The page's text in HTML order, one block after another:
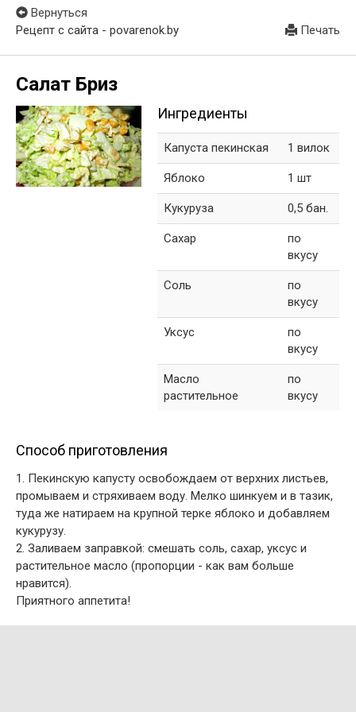
Вернуться
Рецепт с сайта - povarenok.by
Печать
Салат Бриз
Ингредиенты
Капуста пекинская 1 вилок
Яблоко 1 шт
Кукуруза 0,5 бан.
Сахар
по
вкусу
Соль
по
вкусу
Уксус
по
вкусу
Масло
растительное
по
вкусу
Способ приготовления
1. Пекинскую капусту освобождаем от верхних листьев,
промываем и стряхиваем воду. Мелко шинкуем и в тазик,
туда же натираем на крупной терке яблоко и добавляем
кукурузу.
2. Заливаем заправкой: смешать соль, сахар, уксус и
растительное масло (пропорции - как вам больше
нравится).
Приятного аппетита!